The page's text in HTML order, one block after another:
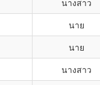
นางสาว
นาย
นาย
นางสาว